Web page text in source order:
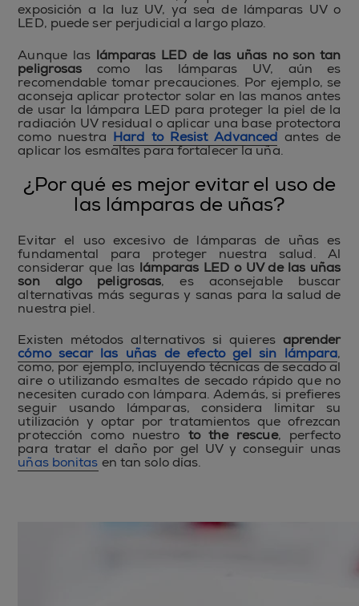
exposición a la luz UV, ya sea de lámparas UV o
LED, puede ser perjudicial a largo plazo.
Aunque las lámparas LED de las uñas no son tan
peligrosas como las lámparas UV, aún es
recomendable tomar precauciones. Por ejemplo, se
aconseja aplicar protector solar en las manos antes
de usar la lámpara LED para proteger la piel de la
radiación UV residual o aplicar una base protectora
como nuestra Hard to Resist Advanced antes de
aplicar los esmaltes para fortalecer la uña.
¿Por qué es mejor evitar el uso de
las lámparas de uñas?
Evitar el uso excesivo de lámparas de uñas es
fundamental para proteger nuestra salud. Al
considerar que las lámparas LED o UV de las uñas
son algo peligrosas, es aconsejable buscar
alternativas más seguras y sanas para la salud de
nuestra piel.
Existen métodos alternativos si quieres aprender
cómo secar las uñas de efecto gel sin lámpara,
como, por ejemplo, incluyendo técnicas de secado al
aire o utilizando esmaltes de secado rápido que no
necesiten curado con lámpara. Además, si prefieres
seguir usando lámparas, considera limitar su
utilización y optar por tratamientos que ofrezcan
protección como nuestro to the rescue, perfecto
para tratar el daño por gel UV y conseguir unas
uñas bonitas en tan solo días.